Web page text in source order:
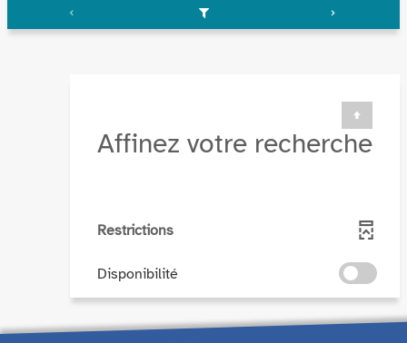
Affinez votre recherche
Restrictions
Disponibilité
-
ajouter